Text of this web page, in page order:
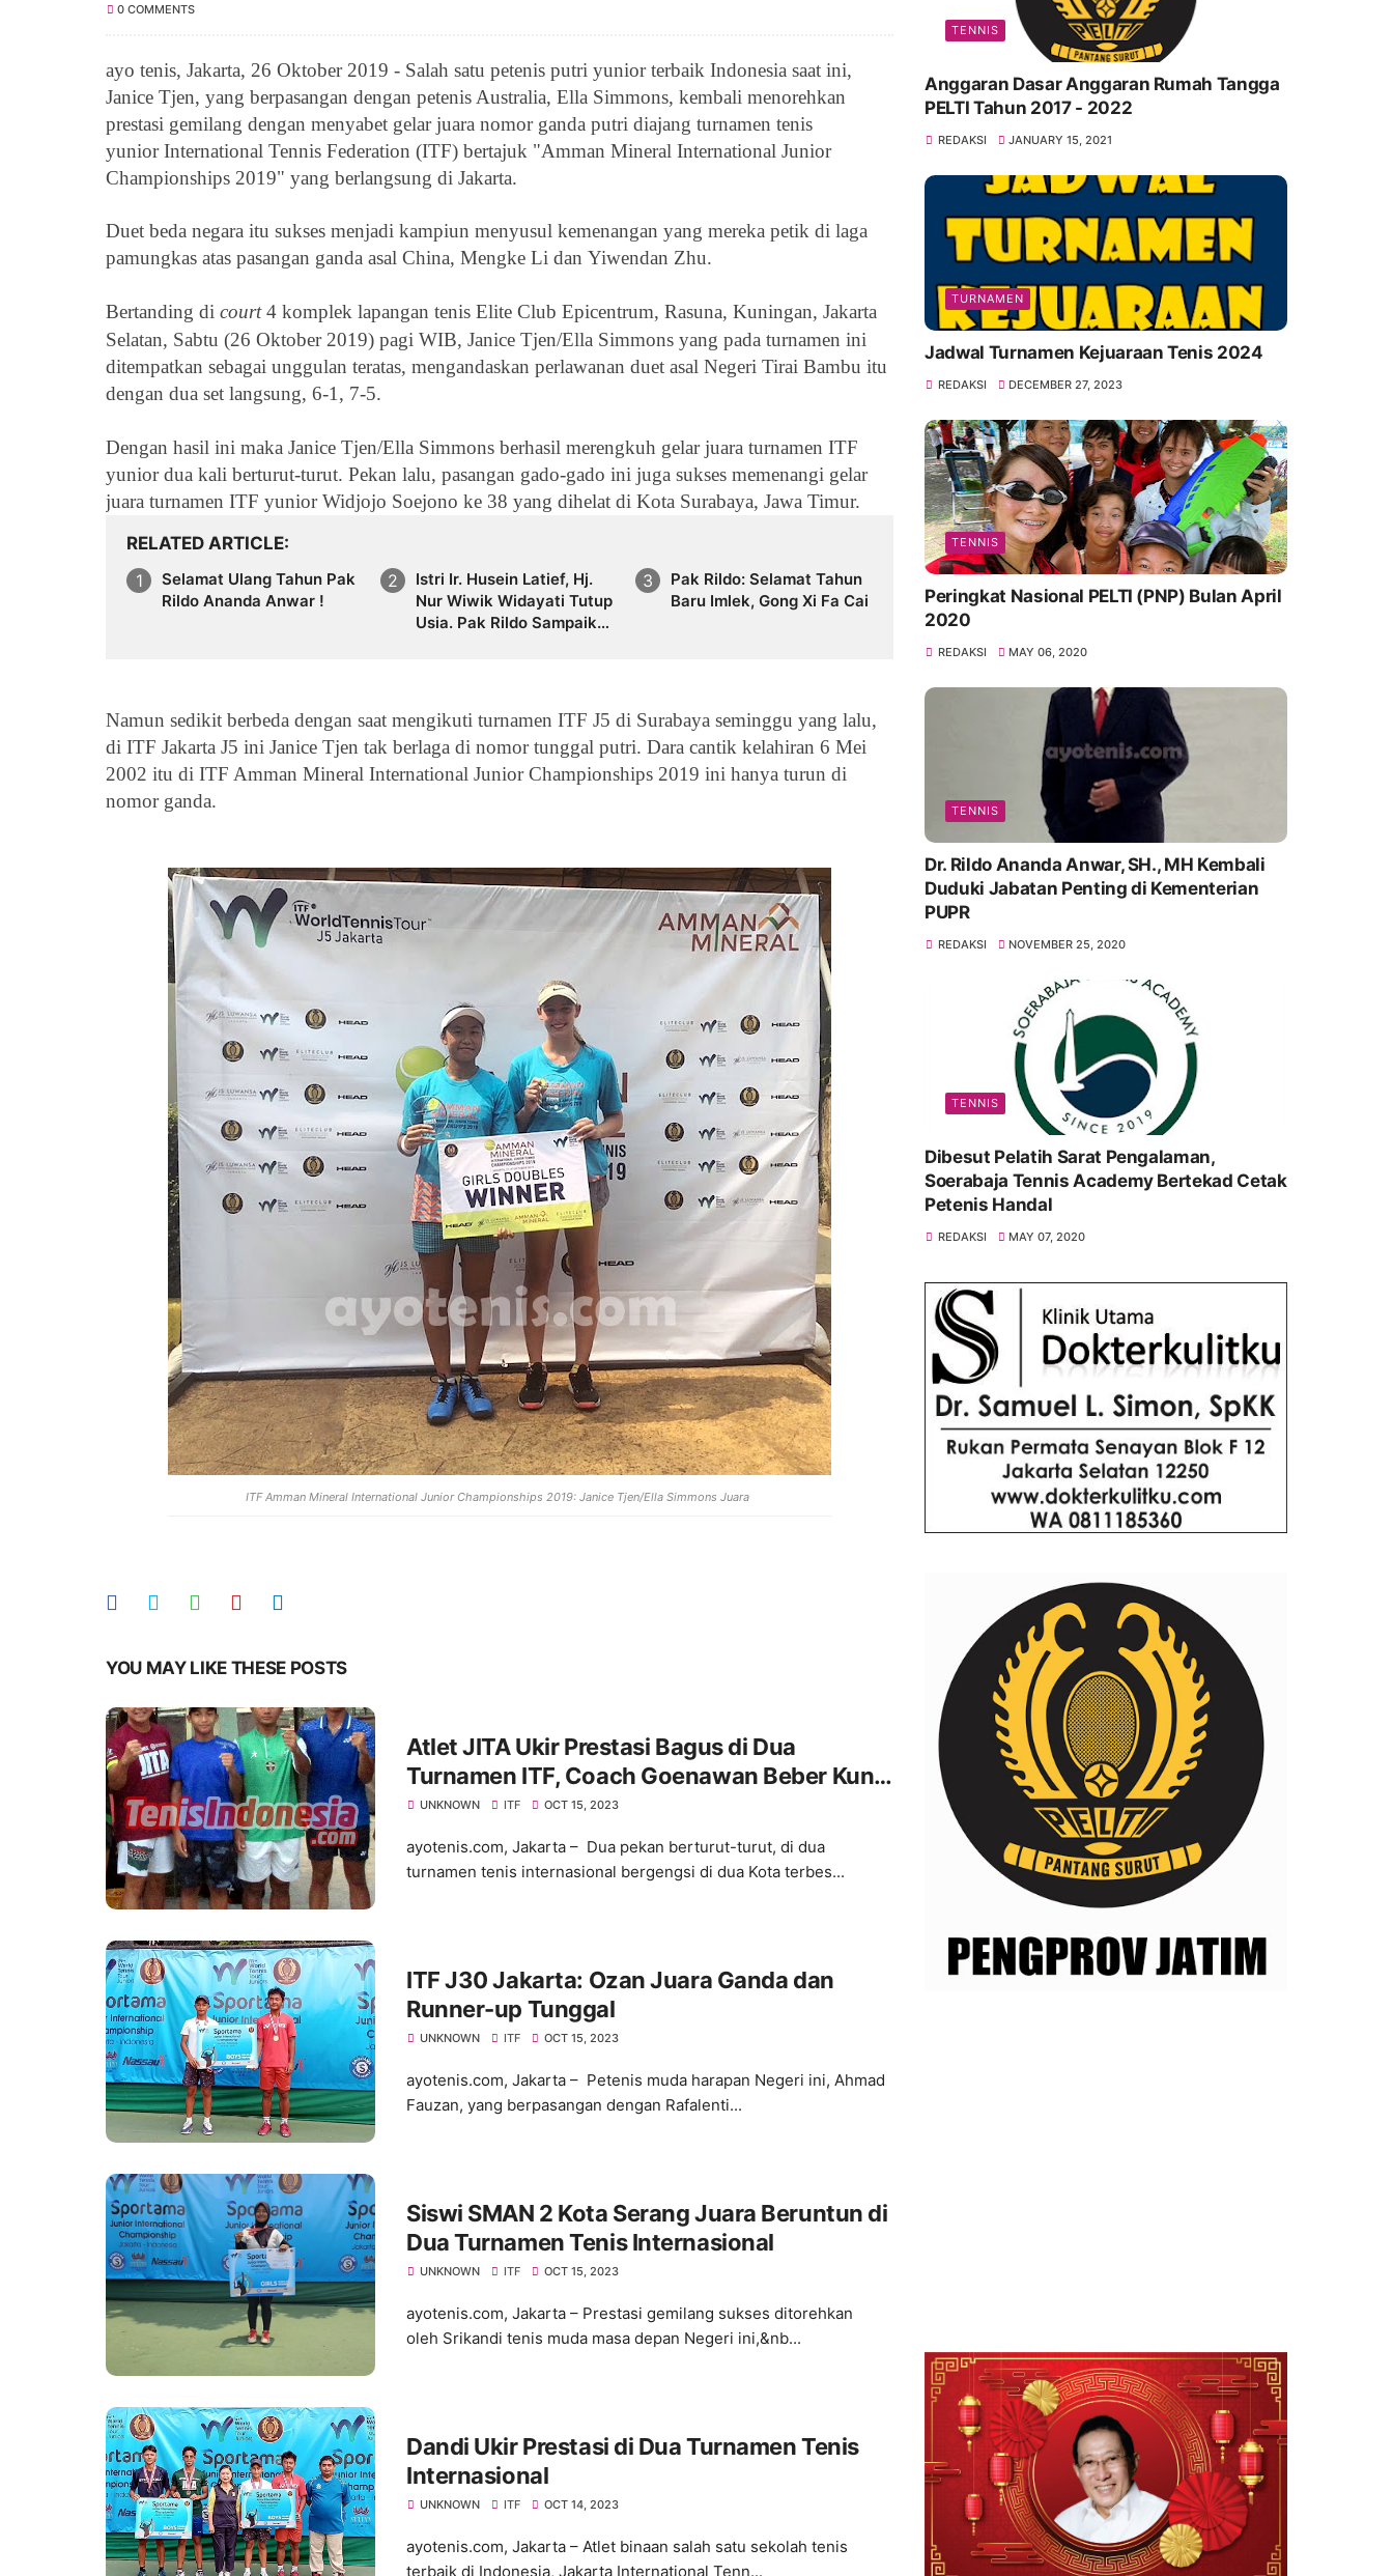
0 COMMENTS
ayo tenis, Jakarta, 26 Oktober 2019 - Salah satu petenis putri yunior terbaik Indonesia saat ini,
Janice Tjen, yang berpasangan dengan petenis Australia, Ella Simmons, kembali menorehkan
prestasi gemilang dengan menyabet gelar juara nomor ganda putri diajang turnamen tenis
yuniorInternational Tennis Federation (ITF) bertajuk "Amman Mineral International Junior
Championships 2019" yang berlangsung di Jakarta.
Duet beda negara itu sukses menjadi kampiun menyusul kemenangan yang mereka petik di laga
pamungkas atas pasangan ganda asal China, Mengke Li dan Yiwendan Zhu.
Bertanding di court4 komplek lapangan tenis Elite Club Epicentrum, Rasuna, Kuningan, Jakarta
Selatan, Sabtu (26 Oktober 2019) pagi WIB, Janice Tjen/Ella Simmons yang pada turnamen ini
ditempatkan sebagai unggulan teratas, mengandaskan perlawanan duet asal Negeri Tirai Bambu itu
dengan dua set langsung, 6-1, 7-5.
Dengan hasil ini maka Janice Tjen/Ella Simmons berhasil merengkuh gelar juara turnamen ITF
yunior dua kali berturut-turut. Pekan lalu, pasangan gado-gado ini juga sukses memenangi gelar
juara turnamen ITF yunior Widjojo Soejono ke 38 yang dihelat di Kota Surabaya, Jawa Timur.
RELATED ARTICLE
Selamat Ulang Tahun Pak
Rildo Ananda Anwar !
Istri Ir. Husein Latief, Hj.
Nur Wiwik Widayati Tutup
Usia. Pak Rildo Sampaikan
Pak Rildo: Selamat Tahun
Baru Imlek, Gong Xi Fa Cai
Namun sedikit berbeda dengan saat mengikuti turnamen ITF J5 di Surabaya seminggu yang lalu,
di ITF Jakarta J5 ini Janice Tjen tak berlaga di nomor tunggal putri. Dara cantik kelahiran 6 Mei
2002 itu di ITF Amman Mineral International Junior Championships 2019 ini hanya turun di
nomor ganda.
ITF Amman Mineral International Junior Championships 2019: Janice Tjen/Ella Simmons Juara
YOU MAY LIKE THESE POSTS
Atlet JITA Ukir Prestasi Bagus di Dua
Turnamen ITF, Coach Goenawan Beber Kunci
Sukses
UNKNOWN ITF OCT 15, 2023
ayotenis.com, Jakarta – Dua pekan berturut-turut, di dua
turnamen tenis internasional bergengsi di dua Kota terbes...
ITF J30 Jakarta: Ozan Juara Ganda dan
Runner-up Tunggal
UNKNOWN ITF OCT 15, 2023
ayotenis.com, Jakarta – Petenis muda harapan Negeri ini, Ahmad
Fauzan, yang berpasangan dengan Rafalenti...
Siswi SMAN 2 Kota Serang Juara Beruntun di
Dua Turnamen Tenis Internasional
UNKNOWN ITF OCT 15, 2023
ayotenis.com, Jakarta – Prestasi gemilang sukses ditorehkan
oleh Srikandi tenis muda masa depan Negeri ini,&nb...
Dandi Ukir Prestasi di Dua Turnamen Tenis
Internasional
UNKNOWN ITF OCT 14, 2023
ayotenis.com, Jakarta – Atlet binaan salah satu sekolah tenis
terbaik di Indonesia, Jakarta International Tenn...
TENNIS
Anggaran Dasar Anggaran Rumah Tangga
PELTI Tahun 2017 - 2022
REDAKSI JANUARY 15, 2021
TURNAMEN
Jadwal Turnamen Kejuaraan Tenis 2024
REDAKSI DECEMBER 27, 2023
TENNIS
Peringkat Nasional PELTI (PNP) Bulan April
2020
REDAKSI MAY 06, 2020
TENNIS
Dr. Rildo Ananda Anwar, SH., MH Kembali
Duduki Jabatan Penting di Kementerian
PUPR
REDAKSI NOVEMBER 25, 2020
TENNIS
Dibesut Pelatih Sarat Pengalaman,
Soerabaja Tennis Academy Bertekad Cetak
Petenis Handal
REDAKSI MAY 07, 2020